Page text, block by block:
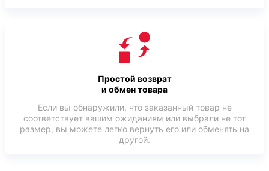
Простой возврат
и обмен товара
Если вы обнаружили, что заказанный товар не
соответствует вашим ожиданиям или выбрали не тот
размер, вы можете легко вернуть его или обменять на
другой.